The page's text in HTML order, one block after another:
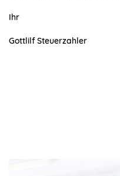
Ihr
Gottlilf Steuerzahler